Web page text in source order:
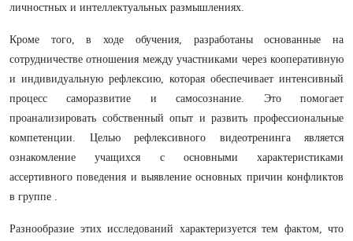
личностных и интеллектуальных размышлениях.
Кроме того, в ходе обучения, разработаны основанные на
сотрудничестве отношения между участниками через кооперативную
и индивидуальную рефлексию, которая обеспечивает интенсивный
процесс саморазвитие и самосознание. Это помогает
проанализировать собственный опыт и развить профессиональные
компетенции. Целью рефлексивного видеотренинга является
ознакомление учащихся с основными характеристиками
ассертивного поведения и выявление основных причин конфликтов
в группе .
Разнообразие этих исследований характеризуется тем фактом, что